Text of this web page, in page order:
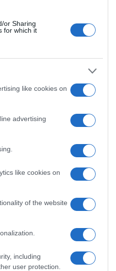
or Sharing
for which it
like cookies on
advertising
like cookies on
of the website
including
user protection.
con i